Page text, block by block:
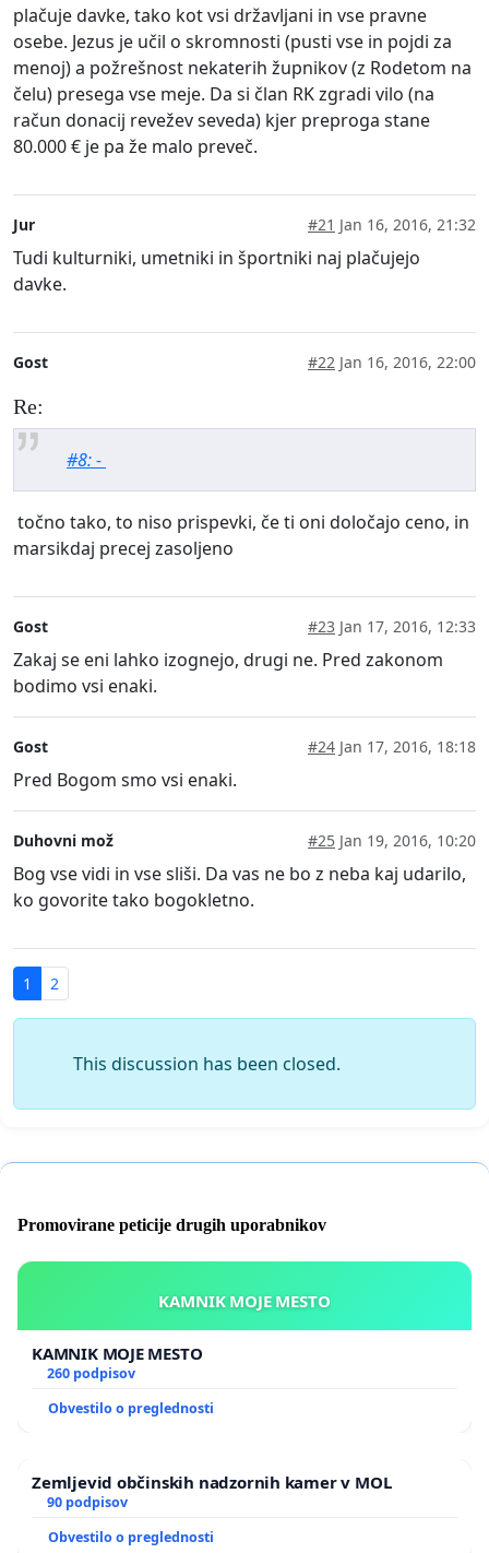
plačuje davke, tako kot vsi državljani in vse pravne
osebe. Jezus je učil o skromnosti (pusti vse in pojdi za
menoj) a požrešnost nekaterih župnikov (z Rodetom na
čelu) presega vse meje. Da si član RK zgradi vilo (na
račun donacij revežev seveda) kjer preproga stane
80.000 € je pa že malo preveč.
Jur #21 Jan 16, 2016, 21:32
Tudi kulturniki, umetniki in športniki naj plačujejo
davke.
Gost #22 Jan 16, 2016, 22:00
Re:
#8: -
točno tako, to niso prispevki, če ti oni določajo ceno, in
marsikdaj precej zasoljeno
Gost #23 Jan 17, 2016, 12:33
Zakaj se eni lahko izognejo, drugi ne. Pred zakonom
bodimo vsi enaki.
Gost #24 Jan 17, 2016, 18:18
Pred Bogom smo vsi enaki.
Duhovni mož #25 Jan 19, 2016, 10:20
Bog vse vidi in vse sliši. Da vas ne bo z neba kaj udarilo,
ko govorite tako bogokletno.
1 2
This discussion has been closed.
Promovirane peticije drugih uporabnikov
KAMNIK MOJE MESTO
KAMNIK MOJE MESTO
260 podpisov
Obvestilo o preglednosti
Zemljevid občinskih nadzornih kamer v MOL
90 podpisov
Obvestilo o preglednosti